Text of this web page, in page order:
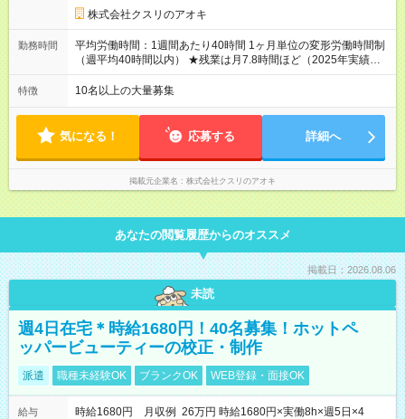
規定に従い額が変動 【試用期間】試用期間なし ＝＝＝＝＝＝＝
＝＝＝＝＝＝＝ ★職務給制度で実力次第で収入アップ！ 職務内
容に応じて給与が支払われ、昇格試験なく役職に就いた時点で
年収がUPする制度です。 約4割の社員が入社3年目で店長に就い
株式会社クスリのアオキ
勤務時間
平均労働時間：1週間あたり40時間 1ヶ月単位の変形労働時間制
（週平均40時間以内） ★残業は月7.8時間ほど（2025年実績）
＜店舗の基本営業時間＞ 9時～22時 ※勤務時間は店舗により異
なります。 ＜シフト例＞ 早番：8時00分～17時00分 中番：11
1ヶ月単位の変形労働時間制（週平均40時間以内） ★残業は月
7.8時間ほど（2025年実績） ＜店舗の基本営業時間＞ 9時～22
時 ※勤務時間は店舗により異なります。 ＜シフト例＞ 早番：8
時00分～17時00分 中番：11時～20時 遅番：13時～22時
特徴 10名以上の大量募集
気になる！ 応募する 詳細へ
掲載元企業名 株式会社クスリのアオキ
あなたの閲覧履歴からのオススメ
掲載日：2026.08.06
未読
週4日在宅＊時給1680円！40名募集！ホットペ
ッパービューティーの校正・制作
派遣 職種未経験OK ブランクOK WEB登録・面接OK
給与
時給1680円 月収例 26万円 時給1680円×実働8h×週5日×4